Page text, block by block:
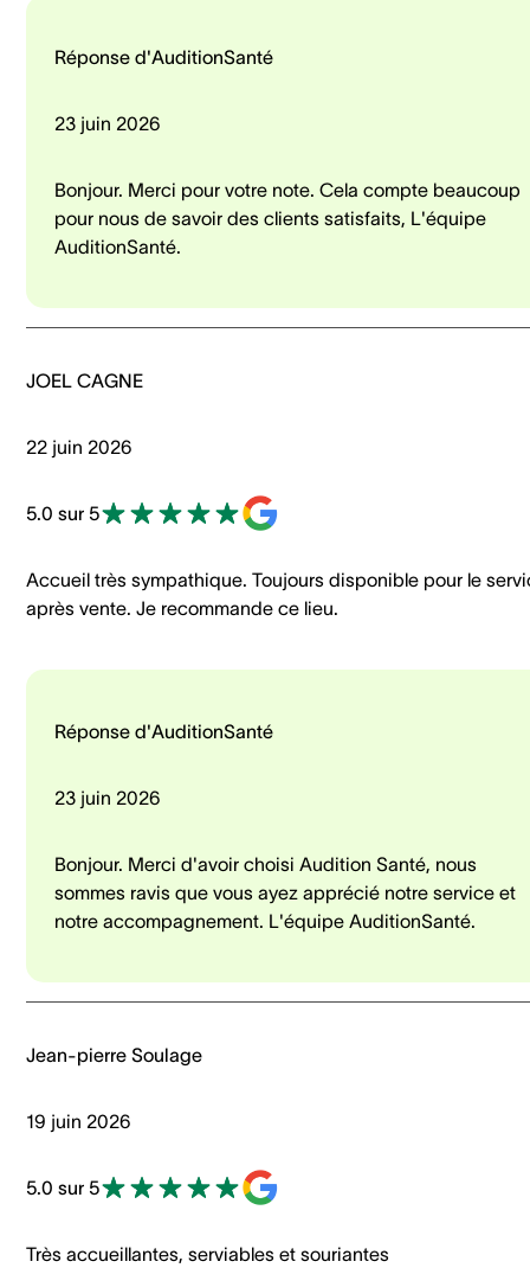
Réponse d'AuditionSanté
23 juin 2026
Bonjour. Merci pour votre note. Cela compte beaucoup
pour nous de savoir des clients satisfaits, L'équipe
AuditionSanté.
JOEL CAGNE
22 juin 2026
5.0 sur 5
Accueil très sympathique. Toujours disponible pour le
après vente. Je recommande ce lieu.
Réponse d'AuditionSanté
23 juin 2026
Bonjour. Merci d'avoir choisi Audition Santé, nous
sommes ravis que vous ayez apprécié notre service et
notre accompagnement. L'équipe AuditionSanté.
Jean-pierre Soulage
19 juin 2026
5.0 sur 5
Très accueillantes, serviables et souriantes